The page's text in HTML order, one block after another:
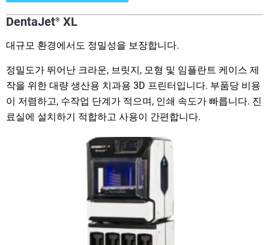
DentaJet® XL
대규모 환경에서도 정밀성을 보장합니다.
정밀도가 뛰어난 크라운, 브릿지, 모형 및 임플란트 케이스 제
작을 위한 대량 생산용 치과용 3D 프린터입니다. 부품당 비용
이 저렴하고, 수작업 단계가 적으며, 인쇄 속도가 빠릅니다. 진
료실에 설치하기 적합하고 사용이 간편합니다.